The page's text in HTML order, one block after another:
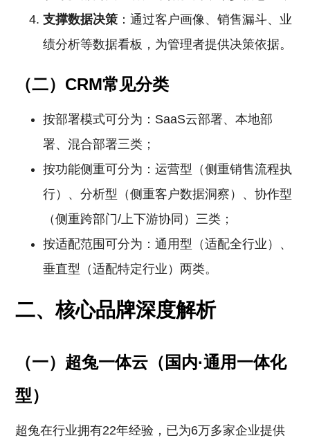
支撑数据决策 ：通过客户画像、销售漏斗、业
绩分析等数据看板，为管理者提供决策依据。
（二）CRM常见分类
按部署模式可分为：SaaS云部署、本地部
署、混合部署三类；
按功能侧重可分为：运营型（侧重销售流程执
行）、分析型（侧重客户数据洞察）、协作型
（侧重跨部门/上下游协同）三类；
按适配范围可分为：通用型（适配全行业）、
垂直型（适配特定行业）两类。
二、核心品牌深度解析
（一）超兔一体云（国内·通用一体化
型）
超兔在行业拥有22年经验，已为6万多家企业提供